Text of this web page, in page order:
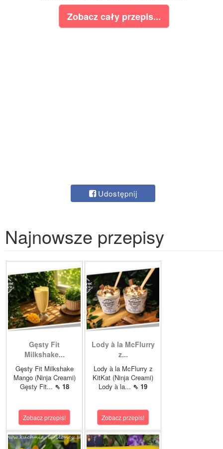
Zobacz cały przepis...
Udostępnij
Najnowsze przepisy
Gęsty Fit
Milkshake...
Gęsty Fit Milkshake
Mango (Ninja Creami)
Gęsty Fit... ⇖ 18
Zobacz przepis!
Lody à la McFlurry
z...
Lody à la McFlurry z
KitKat (Ninja Creami)
Lody à la... ⇖ 19
Zobacz przepis!